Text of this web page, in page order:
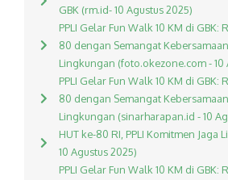
GBK (rm.id- 10 Agustus 2025)
PPLI Gelar Fun Walk 10 KM di GBK:
80 dengan Semangat
Lingkungan (foto.okezone.com - 10
PPLI Gelar Fun Walk 10 KM di GBK:
80 dengan Semangat
Lingkungan (sinarharapan.id - 10
HUT ke-80 RI, PPLI Komitmen Jaga
10 Agustus 2025)
PPLI Gelar Fun Walk 10 KM di GBK: